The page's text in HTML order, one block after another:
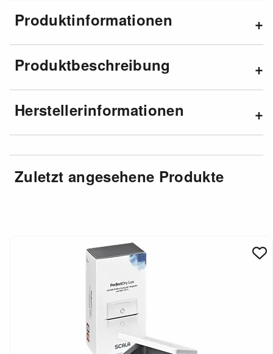
Produktinformationen
Produktbeschreibung
Herstellerinformationen
Zuletzt angesehene Produkte